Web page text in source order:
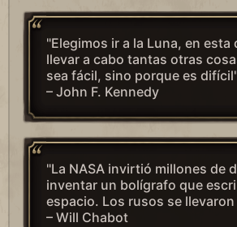
"Elegimos ir a la Luna, en esta
llevar a cabo tantas otras
sea fácil, sino porque es
– John F. Kennedy
"La NASA invirtió millones de
inventar un bolígrafo que
espacio. Los rusos se
– Will Chabot